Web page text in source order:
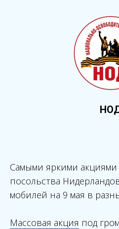
Самыми яркими акциями
посольства
мобилей на 9 мая в
Массовая акция под